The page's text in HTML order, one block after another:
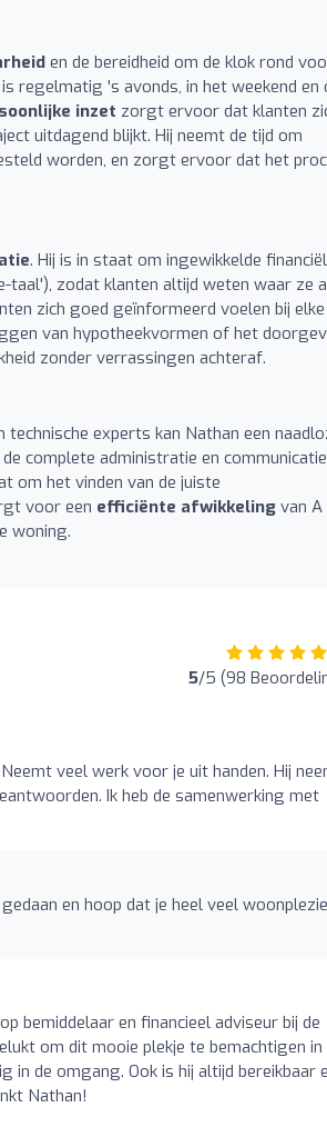
en de bereidheid om de klok rond
regelmatig 's avonds, in het weekend en
inzet zorgt ervoor dat klanten
uitdagend blijkt. Hij neemt de tijd om
worden, en zorgt ervoor dat het
. Hij is in staat om ingewikkelde
taal'), zodat klanten altijd weten waar ze
zich goed geïnformeerd voelen bij elke
van hypotheekvormen of het
zonder verrassingen achteraf.
experts kan Nathan een
complete administratie en communicatie
om het vinden van de juiste
voor een efficiënte afwikkeling van
woning.
5/5 (98
veel werk voor je uit handen. Hij
Ik heb de samenwerking met
en hoop dat je heel veel
bemiddelaar en financieel adviseur bij de
om dit mooie plekje te bemachtigen in
in de omgang. Ook is hij altijd bereikbaar
Nathan!